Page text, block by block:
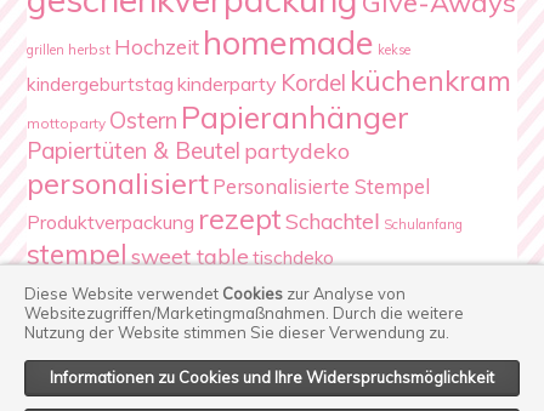
grillen herbst Hochzeit homemade kekse
kindergeburtstag kinderparty Kordel küchenkram
mottoparty Ostern Papieranhänger
Papiertüten & Beutel partydeko
personalisiert Personalisierte Stempel
Produktverpackung rezept Schachtel Schulanfang
stempelsweet tabletischdeko
VerpackungWeihnachten
Diese Website verwendet Cookies zur Analyse von
Websitezugriffen/Marketingmaßnahmen. Durch die weitere
Nutzung der Website stimmen Sie dieser Verwendung zu.
Informationen zu Cookies und Ihre Widerspruchsmöglichkeit